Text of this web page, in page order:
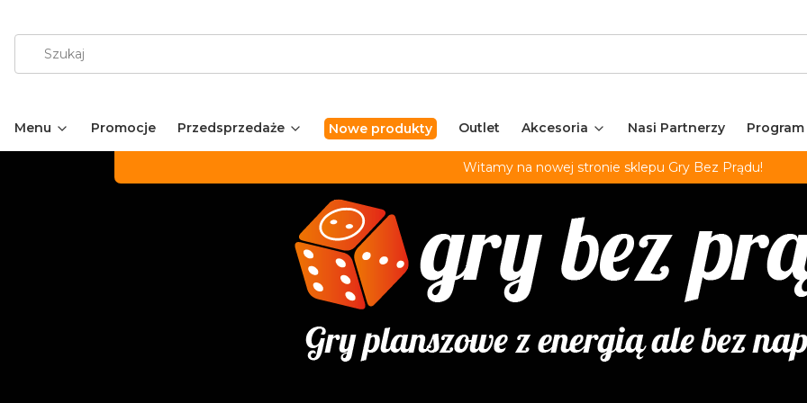
Menu Promocje Przedsprzedaże Nowe produkty Outlet Akcesoria Nasi Partnerzy
Witamy na nowej stronie sklepu Gry Bez Prądu!